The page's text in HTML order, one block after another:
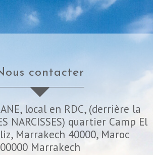
nous contacter
local en RDC, (derrière la
NARCISSES) quartier Camp El
Marrakech 40000, Maroc
00000 Marrakech